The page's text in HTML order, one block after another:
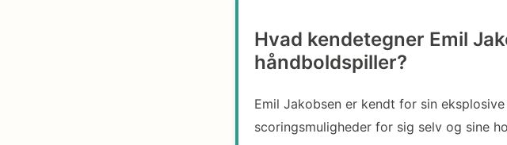
Hvad kendetegner Emil
håndboldspiller?
Emil Jakobsen er kendt for sin
scoringsmuligheder for sig selv og sine